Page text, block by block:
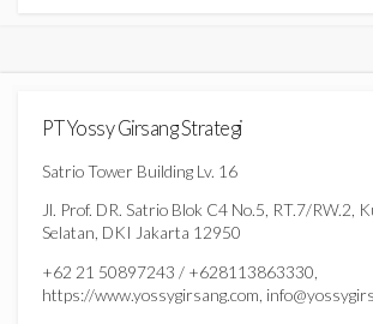
PT Yossy Girsang Strategi
Satrio Tower Building Lv. 16
Jl. Prof. DR. Satrio Blok C4 No.5, RT.7/RW.2,
Selatan, DKI Jakarta 12950
+62 21 50897243 / +628113863330,
https://www.yossygirsang.com,